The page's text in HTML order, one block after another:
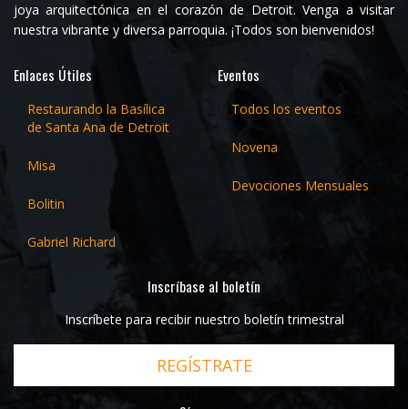
joya arquitectónica en el corazón de Detroit. Venga a visitar
nuestra vibrante y diversa parroquia. ¡Todos son bienvenidos!
Enlaces Útiles
Restaurando la Basílica
de Santa Ana de Detroit
Misa
Bolitin
Gabriel Richard
Eventos
Todos los eventos
Novena
Devociones Mensuales
Inscríbase al boletín
Inscríbete para recibir nuestro boletín trimestral
REGÍSTRATE